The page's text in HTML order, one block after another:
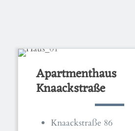
Apartmenthaus
Knaackstraße
Knaackstraße 86